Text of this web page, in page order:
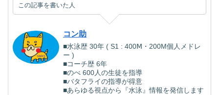
この記事を書いた人
コン助
■水泳歴 30年 ( S1 : 400Ⅿ・200M個人メドレ
ー )
■コーチ歴 6年
■のべ 600人の生徒を指導
■バタフライの指導が得意
■あらゆる視点から『水泳』情報を発信します